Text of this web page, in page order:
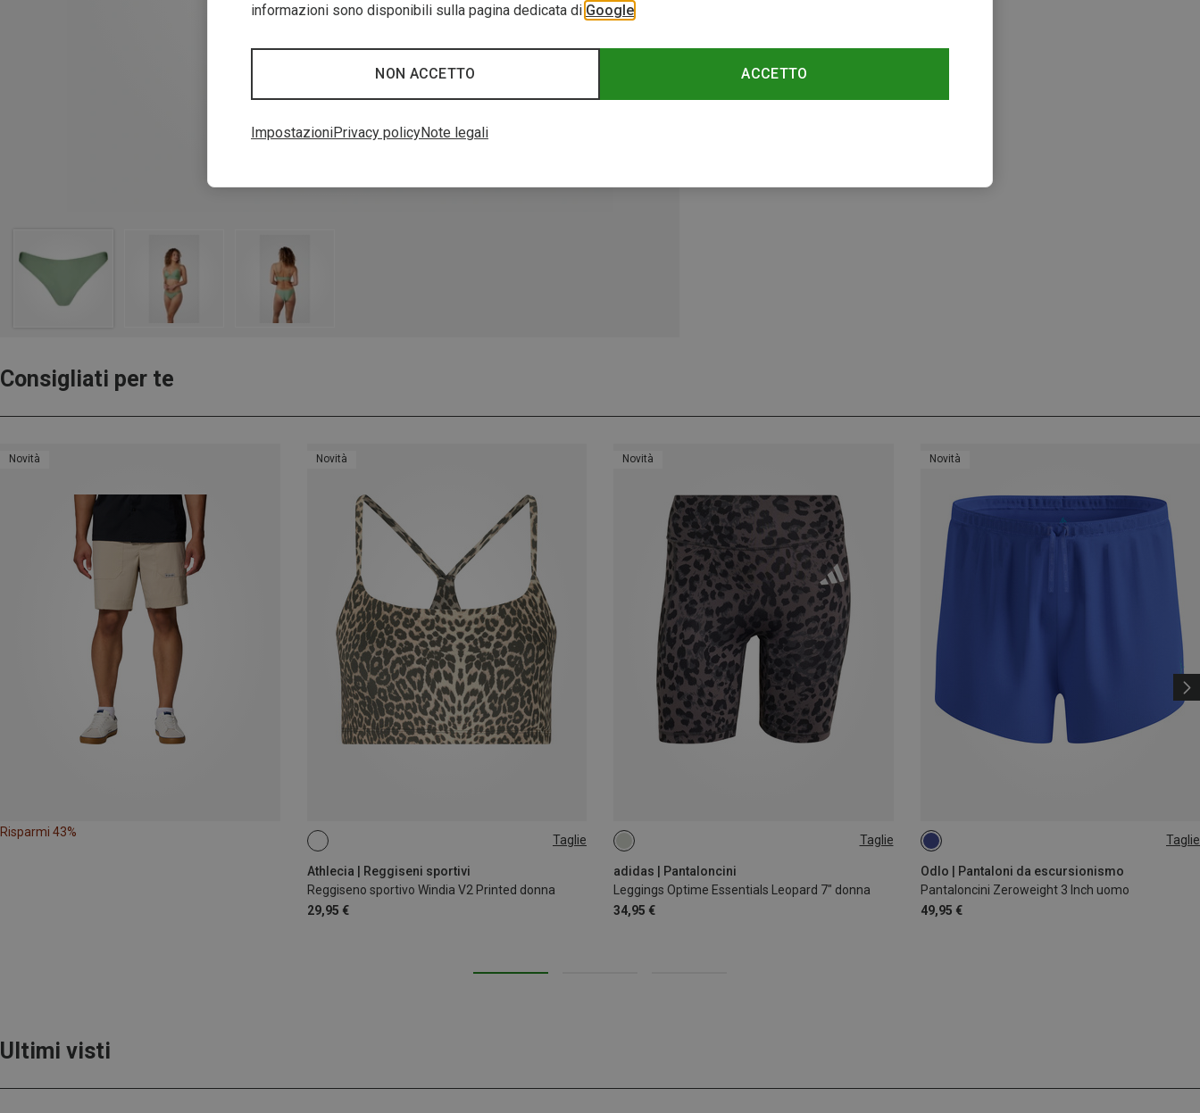
Consigliati per te
Novità
Risparmi 43%
Novità
Taglie
Athlecia | Reggiseni sportivi
Reggiseno sportivo Windia V2 Printed donna
29,95 €
S
Novità
Taglie
adidas | Pantaloncini
Leggings Optime Essentials Leopard 7" donna
34,95 €
XS
Novità
Taglie
Odlo | Pantaloni da escursionismo
Pantaloncini Zeroweight 3 Inch uomo
49,95 €
S
Ultimi visti
informazioni sono disponibili sulla pagina dedicata di Google
ACCETTO
NON ACCETTO
ImpostazioniPrivacy policyNote legali